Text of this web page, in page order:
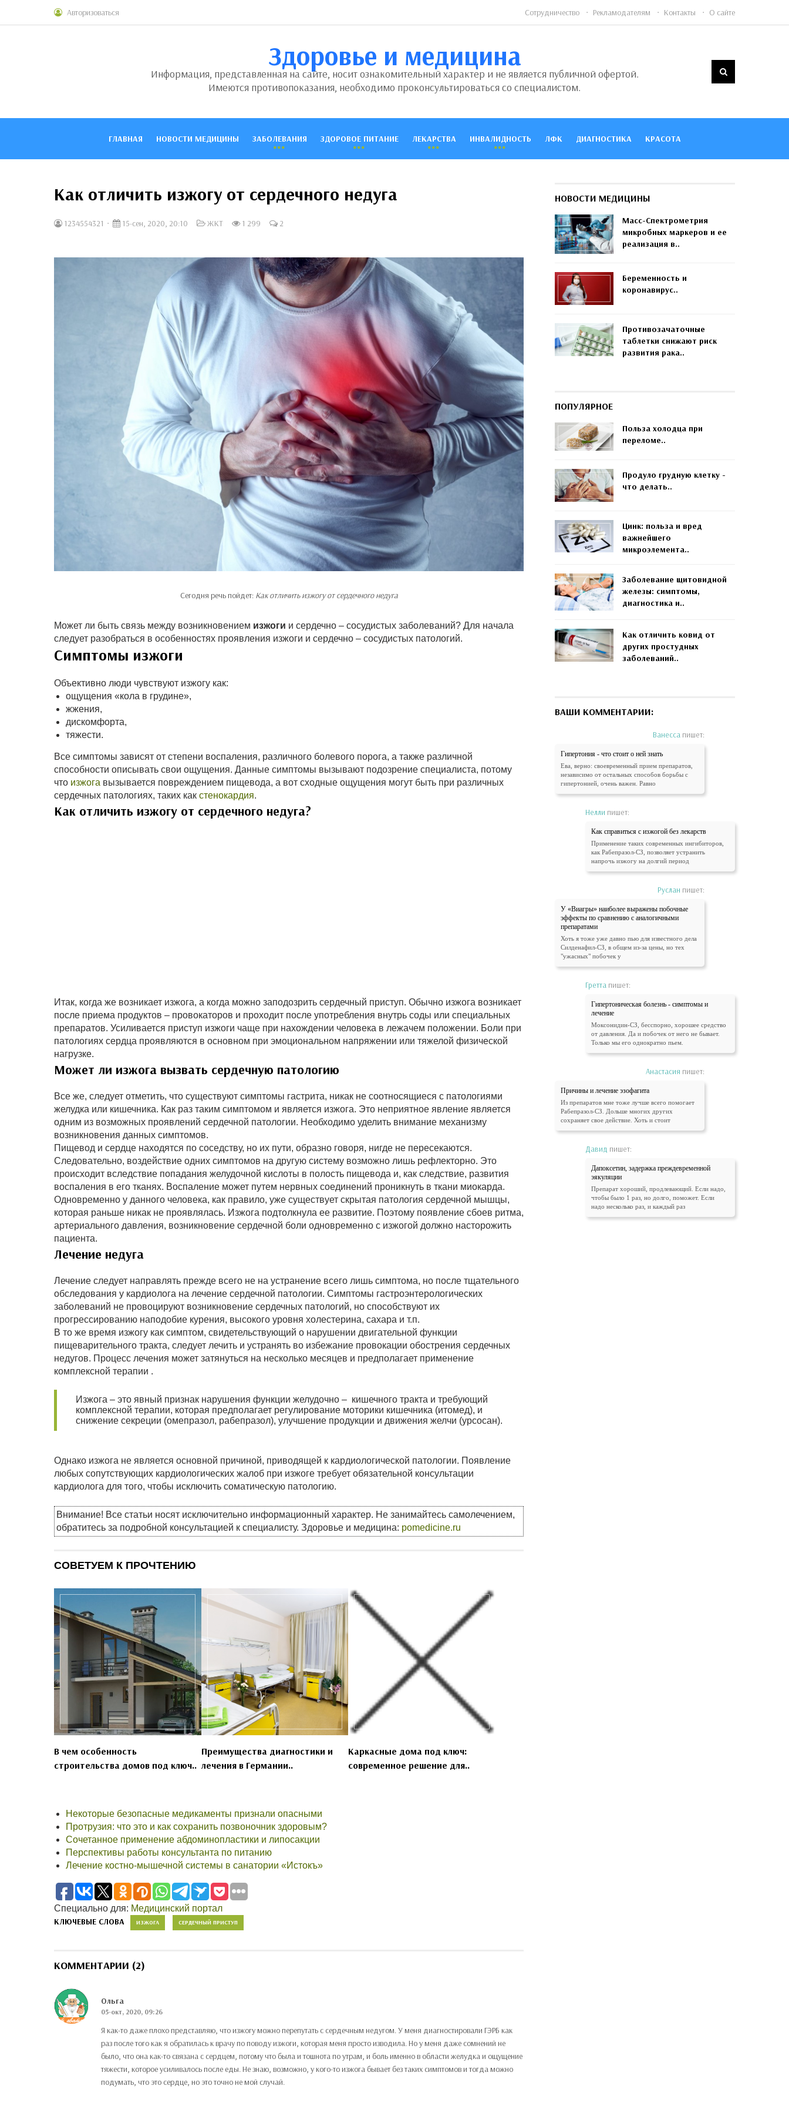
Авторизоваться Сотрудничество Рекламодателям Контакты О сайте
Здоровье и медицина
Информация, представленная на сайте, носит ознакомительный характер и не является публичной офертой.
Имеются противопоказания, необходимо проконсультироваться со специалистом.
ГЛАВНАЯ НОВОСТИ МЕДИЦИНЫ ЗАБОЛЕВАНИЯ ЗДОРОВОЕ ПИТАНИЕ ЛЕКАРСТВА ИНВАЛИДНОСТЬ ЛФК ДИАГНОСТИКА КРАСОТА
Как отличить изжогу от сердечного недуга
1234554321 15-сен, 2020, 20:10 ЖКТ 1 299 2
Сегодня речь пойдет: Как отличить изжогу от сердечного недуга
Может ли быть связь между возникновением изжоги и сердечно – сосудистых заболеваний? Для начала
следует разобраться в особенностях проявления изжоги и сердечно – сосудистых патологий.
Симптомы изжоги
Объективно люди чувствуют изжогу как:
ощущения «кола в грудине»,
жжения,
дискомфорта,
тяжести.
Все симптомы зависят от степени воспаления, различного болевого порога, а также различной
способности описывать свои ощущения. Данные симптомы вызывают подозрение специалиста, потому
что изжога вызывается повреждением пищевода, а вот сходные ощущения могут быть при различных
сердечных патологиях, таких как стенокардия.
Как отличить изжогу от сердечного недуга?
Итак, когда же возникает изжога, а когда можно заподозрить сердечный приступ. Обычно изжога возникает
после приема продуктов – провокаторов и проходит после употребления внутрь соды или специальных
препаратов. Усиливается приступ изжоги чаще при нахождении человека в лежачем положении. Боли при
патологиях сердца проявляются в основном при эмоциональном напряжении или тяжелой физической
нагрузке.
Может ли изжога вызвать сердечную патологию
Все же, следует отметить, что существуют симптомы гастрита, никак не соотносящиеся с патологиями
желудка или кишечника. Как раз таким симптомом и является изжога. Это неприятное явление является
одним из возможных проявлений сердечной патологии. Необходимо уделить внимание механизму
возникновения данных симптомов.
Пищевод и сердце находятся по соседству, но их пути, образно говоря, нигде не пересекаются.
Следовательно, воздействие одних симптомов на другую систему возможно лишь рефлекторно. Это
происходит вследствие попадания желудочной кислоты в полость пищевода и, как следствие, развития
воспаления в его тканях. Воспаление может путем нервных соединений проникнуть в ткани миокарда.
Одновременно у данного человека, как правило, уже существует скрытая патология сердечной мышцы,
которая раньше никак не проявлялась. Изжога подтолкнула ее развитие. Поэтому появление сбоев ритма,
артериального давления, возникновение сердечной боли одновременно с изжогой должно насторожить
пациента.
Лечение недуга
Лечение следует направлять прежде всего не на устранение всего лишь симптома, но после тщательного
обследования у кардиолога на лечение сердечной патологии. Симптомы гастроэнтерологических
заболеваний не провоцируют возникновение сердечных патологий, но способствуют их
прогрессированию наподобие курения, высокого уровня холестерина, сахара и т.п.
В то же время изжогу как симптом, свидетельствующий о нарушении двигательной функции
пищеварительного тракта, следует лечить и устранять во избежание провокации обострения сердечных
недугов. Процесс лечения может затянуться на несколько месяцев и предполагает применение
комплексной терапии .
Изжога – это явный признак нарушения функции желудочно – кишечного тракта и требующий
комплексной терапии, которая предполагает регулирование моторики кишечника (итомед), и
снижение секреции (омепразол, рабепразол), улучшение продукции и движения желчи (урсосан).
Однако изжога не является основной причиной, приводящей к кардиологической патологии. Появление
любых сопутствующих кардиологических жалоб при изжоге требует обязательной консультации
кардиолога для того, чтобы исключить соматическую патологию.
Внимание! Все статьи носят исключительно информационный характер. Не занимайтесь самолечением,
обратитесь за подробной консультацией к специалисту. Здоровье и медицина: pomedicine.ru
СОВЕТУЕМ К ПРОЧТЕНИЮ
В чем особенность
строительства домов под ключ..
Преимущества диагностики и
лечения в Германии..
Каркасные дома под ключ:
современное решение для..
Некоторые безопасные медикаменты признали опасными
Протрузия: что это и как сохранить позвоночник здоровым?
Сочетанное применение абдоминопластики и липосакции
Перспективы работы консультанта по питанию
Лечение костно-мышечной системы в санатории «Истокъ»
Специально для: Медицинский портал
КЛЮЧЕВЫЕ СЛОВА ИЗЖОГА СЕРДЕЧНЫЙ ПРИСТУП
КОММЕНТАРИИ (2)
Ольга
05-окт, 2020, 09:26
Я как-то даже плохо представляю, что изжогу можно перепутать с сердечным недугом. У меня диагностировали ГЭРБ как
раз после того как я обратилась к врачу по поводу изжоги, которая меня просто изводила. Но у меня даже сомнений не
было, что она как-то связана с сердцем, потому что была и тошнота по утрам, и боль именно в области желудка и ощущение
тяжести, которое усиливалось после еды. Не знаю, возможно, у кого-то изжога бывает без таких симптомов и тогда можно
подумать, что это сердце, но это точно не мой случай.
НОВОСТИ МЕДИЦИНЫ
Масс-Спектрометрия
микробных маркеров и ее
реализация в..
Беременность и
коронавирус..
Противозачаточные
таблетки снижают риск
развития рака..
ПОПУЛЯРНОЕ
Польза холодца при
переломе..
Продуло грудную клетку -
что делать..
Цинк: польза и вред
важнейшего
микроэлемента..
Заболевание щитовидной
железы: симптомы,
диагностика и..
Как отличить ковид от
других простудных
заболеваний..
ВАШИ КОММЕНТАРИИ:
Ванесса пишет:
Гипертония - что стоит о ней знать
Ева, верно: своевременный прием препаратов,
независимо от остальных способов борьбы с
гипертонией, очень важен. Равно
Нелли пишет:
Как справиться с изжогой без лекарств
Применение таких современных ингибиторов,
как Рабепразол-СЗ, позволяет устранить
напрочь изжогу на долгий период
Руслан пишет:
У «Виагры» наиболее выражены побочные
эффекты по сравнению с аналогичными
препаратами
Хоть я тоже уже давно пью для известного дела
Силденафил-СЗ, в общем из-за цены, но тех
"ужасных" побочек у
Гретта пишет:
Гипертоническая болезнь - симптомы и
лечение
Моксонидин-СЗ, бесспорно, хорошее средство
от давления. Да и побочек от него не бывает.
Только мы его однократно пьем.
Анастасия пишет:
Причины и лечение эзофагита
Из препаратов мне тоже лучше всего помогает
Рабепразол-СЗ. Дольше многих других
сохраняет свое действие. Хоть и стоит
Давид пишет:
Дапоксетин, задержка преждевременной
эякуляции
Препарат хороший, продлевающий. Если надо,
чтобы было 1 раз, но долго, поможет. Если
надо несколько раз, и каждый раз